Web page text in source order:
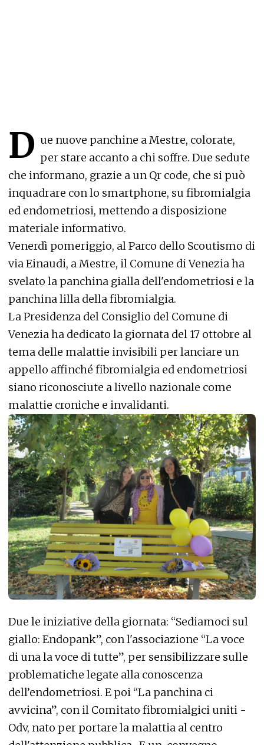
D ue nuove panchine a Mestre, colorate,
per stare accanto a chi soffre. Due sedute
che informano, grazie a un Qr code, che si può
inquadrare con lo smartphone, su fibromialgia
ed endometriosi, mettendo a disposizione
materiale informativo.
Venerdì pomeriggio, al Parco dello Scoutismo di
via Einaudi, a Mestre, il Comune di Venezia ha
svelato la panchina gialla dell'endometriosi e la
panchina lilla della fibromialgia.
La Presidenza del Consiglio del Comune di
Venezia ha dedicato la giornata del 17 ottobre al
tema delle malattie invisibili per lanciare un
appello affinché fibromialgia ed endometriosi
siano riconosciute a livello nazionale come
malattie croniche e invalidanti.
Due le iniziative della giornata: “Sediamoci sul
giallo: Endopank”, con l'associazione “La voce
di una la voce di tutte”, per sensibilizzare sulle
problematiche legate alla conoscenza
dell’endometriosi. E poi “La panchina ci
avvicina”, con il Comitato fibromialgici uniti -
Odv, nato per portare la malattia al centro